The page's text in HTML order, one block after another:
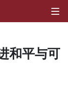
和平与可